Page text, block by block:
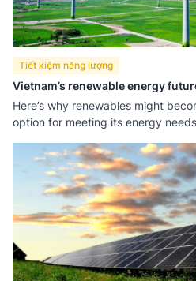
Tiết kiệm năng lượng
Vietnam’s renewable energy
Here’s why renewables might
option for meeting its energy